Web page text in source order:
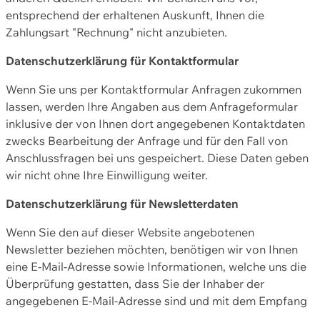
entsprechend der erhaltenen Auskunft, Ihnen die
Zahlungsart "Rechnung" nicht anzubieten.
Datenschutzerklärung für Kontaktformular
Wenn Sie uns per Kontaktformular Anfragen zukommen
lassen, werden Ihre Angaben aus dem Anfrageformular
inklusive der von Ihnen dort angegebenen Kontaktdaten
zwecks Bearbeitung der Anfrage und für den Fall von
Anschlussfragen bei uns gespeichert. Diese Daten geben
wir nicht ohne Ihre Einwilligung weiter.
Datenschutzerklärung für Newsletterdaten
Wenn Sie den auf dieser Website angebotenen
Newsletter beziehen möchten, benötigen wir von Ihnen
eine E-Mail-Adresse sowie Informationen, welche uns die
Überprüfung gestatten, dass Sie der Inhaber der
angegebenen E-Mail-Adresse sind und mit dem Empfang